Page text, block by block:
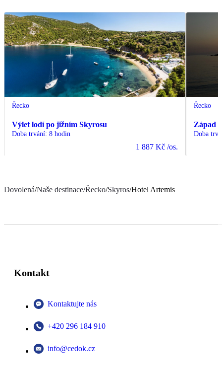
Řecko
Výlet lodí po jižním Skyrosu
Doba trvání: 8 hodin
1 887 Kč /os.
Řecko
Západ
Doba
Dovolená/Naše destinace/Řecko/Skyros/Hotel Artemis
Kontakt
Kontaktujte nás
+420 296 184 910
info@cedok.cz